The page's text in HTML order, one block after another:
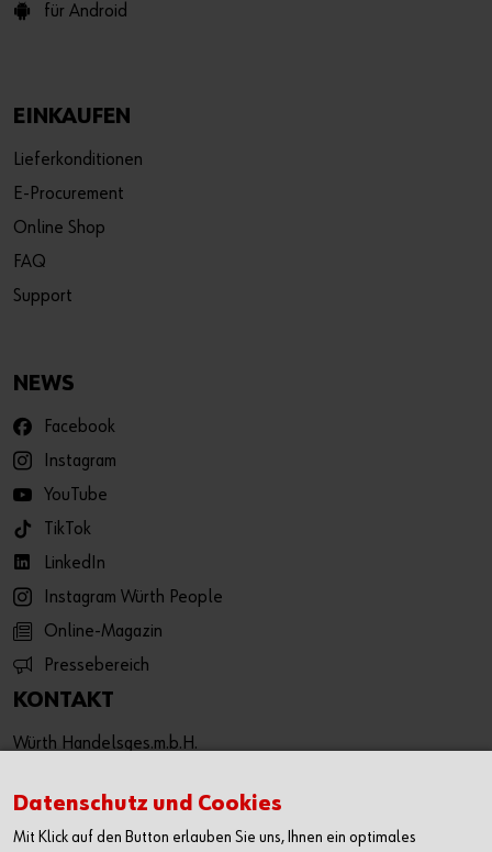
für Android
EINKAUFEN
Lieferkonditionen
E-Procurement
Online Shop
FAQ
Support
NEWS
Facebook
Instagram
YouTube
TikTok
LinkedIn
Instagram Würth People
Online-Magazin
Pressebereich
KONTAKT
Würth Handelsges.m.b.H.
3071 Böheimkirchen
Datenschutz und Cookies
Mit Klick auf den Button erlauben Sie uns, Ihnen ein optimales